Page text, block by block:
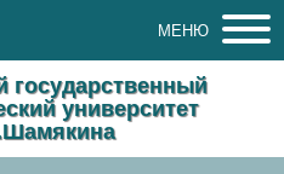
МЕНЮ
государственный
университет